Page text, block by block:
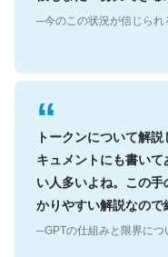
トークンについて解
キュメントにも書い
い人多いよね。この
かりやすい解説なので